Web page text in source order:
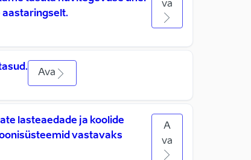
aastaringselt.
va
Ava
lasteaedade ja koolide
vastavaks
A
va